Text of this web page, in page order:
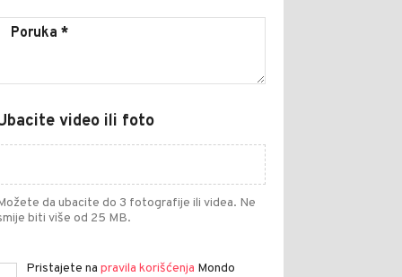
video ili foto
da ubacite do 3 fotografije ili videa. Ne
biti više od 25 MB.
Pristajete na pravila korišćenja Mondo